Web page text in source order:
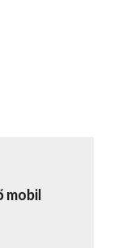
mobil